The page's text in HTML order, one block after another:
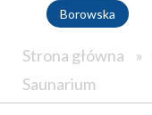
Borowska
Strona główna »
Saunarium